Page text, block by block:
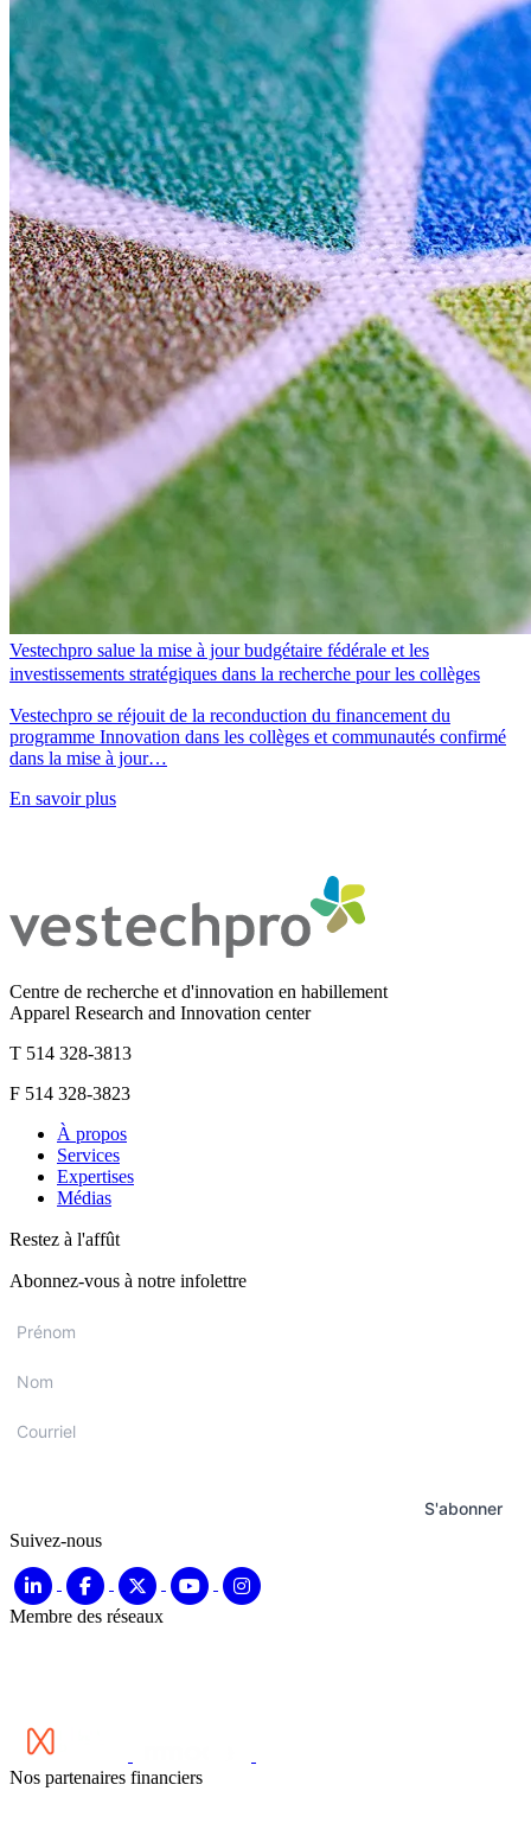
Vestechpro salue la mise à jour budgétaire fédérale et les
investissements stratégiques dans la recherche pour les collèges
Vestechpro se réjouit de la reconduction du financement du
programme Innovation dans les collèges et communautés confirmé
dans la mise à jour…
En savoir plus
Centre de recherche et d'innovation en habillement
Apparel Research and Innovation center
T 514 328-3813
F 514 328-3823
À propos
Services
Expertises
Médias
Restez à l'affût
Abonnez-vous à notre infolettre
S'abonner
Suivez-nous
Membre des réseaux
Nos partenaires financiers